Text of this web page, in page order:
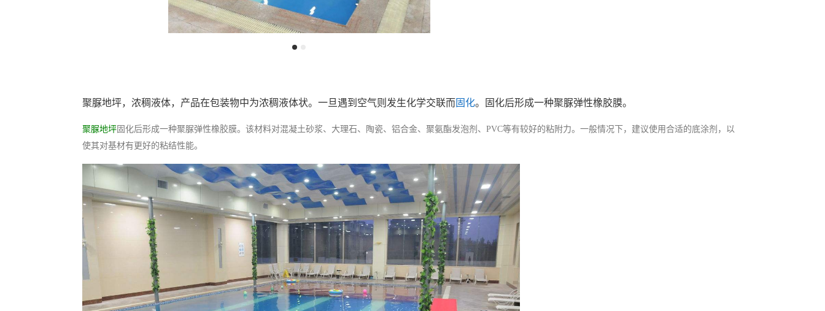
聚脲地坪，浓稠液体，产品在包装物中为浓稠液体状。一旦遇到空气则发生化学交联而固化。固化后形成一种聚脲弹性橡胶膜。
聚脲地坪 固化后形成一种聚脲弹性橡胶膜。该材料对混凝土砂浆、大理石、陶瓷、铝合金、聚氨酯发泡剂、PVC等有较好的粘附力。一般情况下，建议使用合适的底涂剂，以
使其对基材有更好的粘结性能。